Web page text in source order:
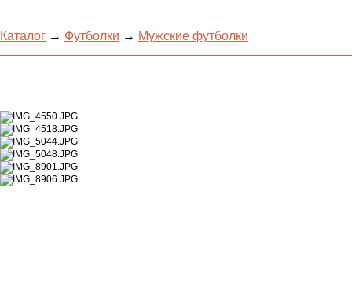
Каталог → Футболки → Мужские футболки